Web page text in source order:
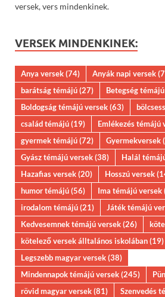
versek, vers mindenkinek.
VERSEK MINDENKINEK:
Anya versek(74) Anyák napi versek
barátság témájú(27) Betegség
Boldogság témájú versek(63)
család témájú(19) Emlékezés témájú
gyermek témájú(72) Gyermekversek
Gyász témájú versek(38) Halál
Hazafias versek(20) Hosszú versek
humor témájú(56) Ima témájú versek
irodalom témájú(21) Játék témájú
Kedvesemnek témájú versek(26)
kötelező versek álltalános iskolában(19)
Legszebb magyar versek(38)
Mindennapok témájú versek(245)
rövid magyar versek(81) Szenvedés